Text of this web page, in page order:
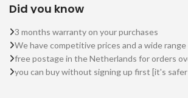
Did you know
3 months warranty on your purchases
We have competitive prices and a wide
free postage in the Netherlands for orders
you can buy without signing up first [it's